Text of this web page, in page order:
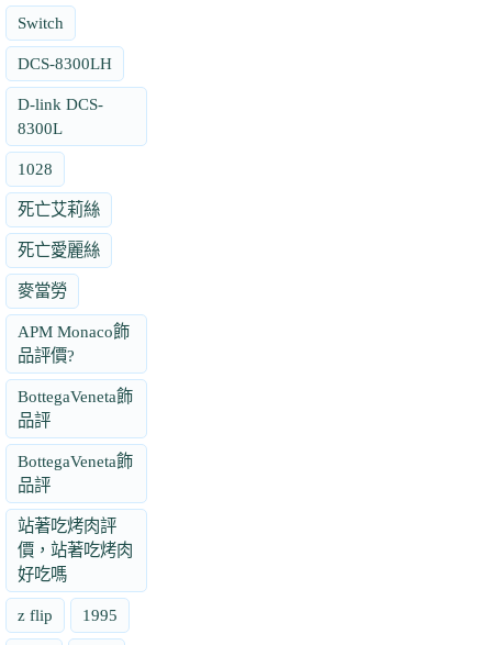
Switch
DCS-8300LH
D-link DCS-
8300L
1028
死亡艾莉絲
死亡愛麗絲
麥當勞
APM Monaco飾
品評價?
BottegaVeneta飾
品評
BottegaVeneta飾
品評
站著吃烤肉評
價，站著吃烤肉
好吃嗎
z flip 1995